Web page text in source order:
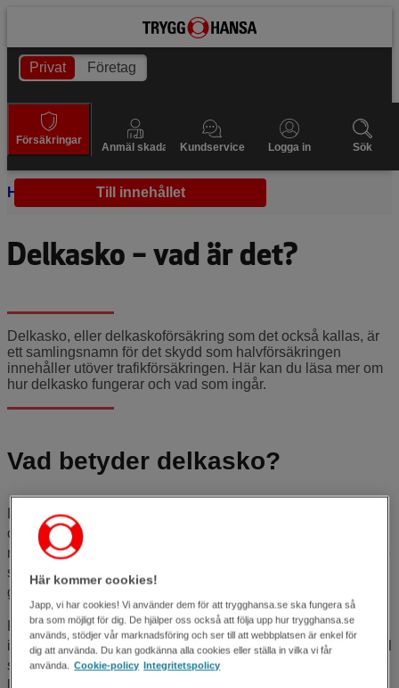
Till innehållet
Privat Företag
Försäkringar
Anmäl skada Kundservice Logga in Sök
Hem Bilförsäkring Delkasko
Delkasko – vad är det?
Delkasko, eller delkaskoförsäkring som det också kallas, är
ett samlingsnamn för det skydd som halvförsäkringen
innehåller utöver trafikförsäkringen. Här kan du läsa mer om
hur delkasko fungerar och vad som ingår.
Vad betyder delkasko?
Delkasko betyder egentligen skeppsskrov efter spanskans
ord casco. Men inom försäkringsvärlden har delkasko inget
med båtar att göra. Istället är delkasko ett försäkringsbegrepp
som används inombilförsäkring
grupp skydd.
Kort och gott är delkasko det skydd som halvförsäkringen
innehåller utöver den obligatoriskatrafikförsäkringen
säga skyddet för till exempel stöld, brand, inbrott, påkörda
Här kommer cookies!
Japp, vi har cookies! Vi använder dem för att trygghansa.se ska fungera så
bra som möjligt för dig. De hjälper oss också att följa upp hur trygghansa.se
används, stödjer vår marknadsföring och ser till att webbplatsen är enkel för
dig att använda. Du kan godkänna alla cookies eller ställa in vilka vi får
använda. Cookie-policy Integritetspolicy